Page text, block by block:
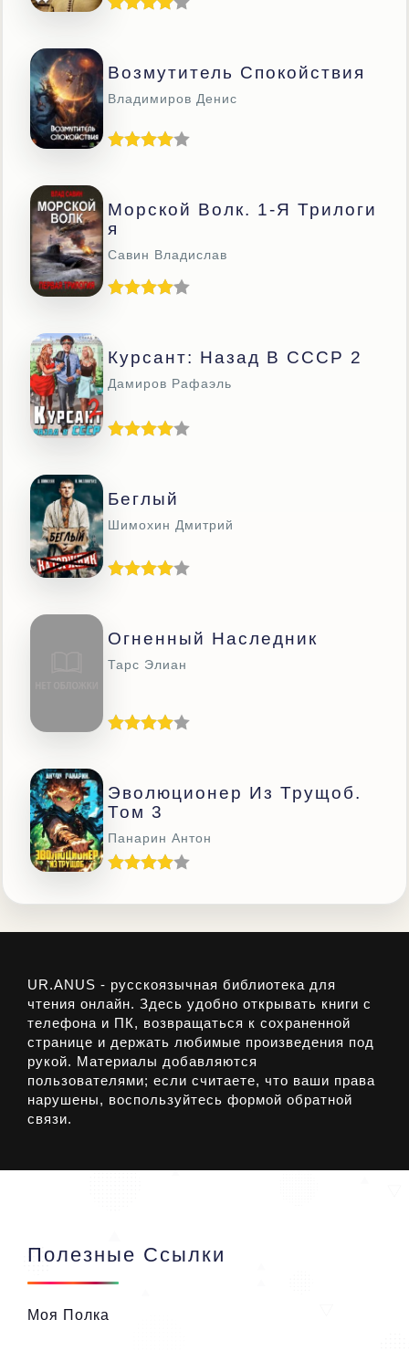
Возмутитель Спокойствия
Владимиров Денис
Морской Волк. 1-Я Трилоги
Я
Савин Владислав
Курсант: Назад В СССР 2
Дамиров Рафаэль
Беглый
Шимохин Дмитрий
Огненный Наследник
Тарс Элиан
Эволюционер Из Трущоб.
Том 3
Панарин Антон
UR.ANUS - русскоязычная библиотека для
чтения онлайн. Здесь удобно открывать книги с
телефона и ПК, возвращаться к сохраненной
странице и держать любимые произведения под
рукой. Материалы добавляются
пользователями; если считаете, что ваши права
нарушены, воспользуйтесь формой обратной
связи.
Полезные Ссылки
Моя Полка